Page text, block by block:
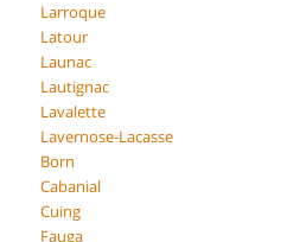
Larroque
Latour
Launac
Lautignac
Lavalette
Lavernose-Lacasse
Born
Cabanial
Cuing
Fauga